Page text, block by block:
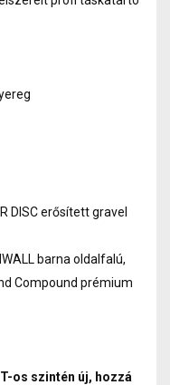
DISC erősített gravel
barna oldalfalú,
Compound prémium
os szintén új, hozzá